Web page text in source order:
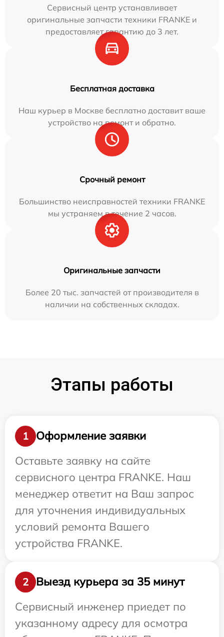
Сервисный центр устанавливает
оригинальные запчасти техники FRANKE и
предоставляет гарантию до 3 лет.
Бесплатная доставка
Наш курьер в Москве бесплатно доставит ваше
устройство на ремонт и обратно.
Срочный ремонт
Большинство неисправностей техники FRANKE
мы устраняем в течение 2 часов.
Оригинальные запчасти
Более 20 тыс. запчастей от производителя в
наличии на собственных складах.
Этапы работы
1
Оформление заявки
Оставьте заявку на сайте
сервисного центра FRANKE. Наш
менеджер ответит на Ваш запрос
для уточнения индивидуальных
условий ремонта Вашего
устройства FRANKE.
2
Выезд курьера за 35 минут
Сервисный инженер приедет по
указанному адресу для осмотра